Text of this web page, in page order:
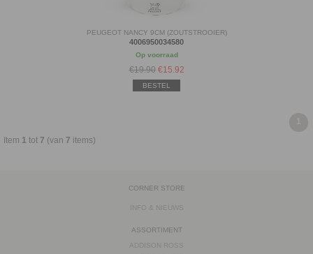
PEUGEOT NANCY 9CM (ZOUTSTROOIER)
4006950034580
Op voorraad
€19.90 €15.92
BESTEL
Item 1 tot 7 (van 7 items)
CORNER STORE
INFO & NIEUWS
ASSORTIMENT
ADDISON ROSS